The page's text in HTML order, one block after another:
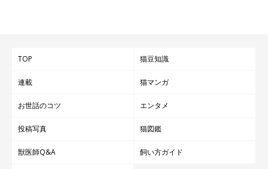
TOP 猫豆知識
連載 猫マンガ
お世話のコツ エンタメ
投稿写真 猫図鑑
獣医師Q&A 飼い方ガイド